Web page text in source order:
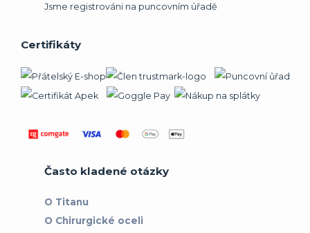
Jsme registrováni na puncovním úřadě
Certifikáty
Často kladené otázky
O Titanu
O Chirurgické oceli